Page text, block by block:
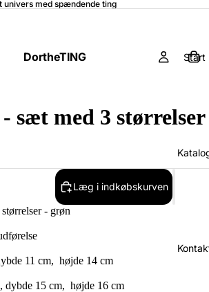
univers med spændende ting
DortheTING Start
sæt med 3 størrelser
Læg i indkøbskurven
- grøn
11 cm, højde 14 cm
dybde 15 cm, højde 16 cm